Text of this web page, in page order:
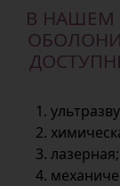
В НАШЕМ
лазерная;